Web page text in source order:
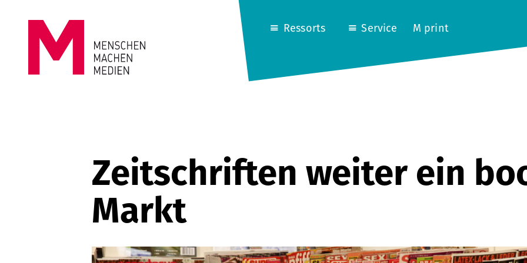
MEDIEN
Ressorts Service M print
Zeitschriften weiter ein
Markt